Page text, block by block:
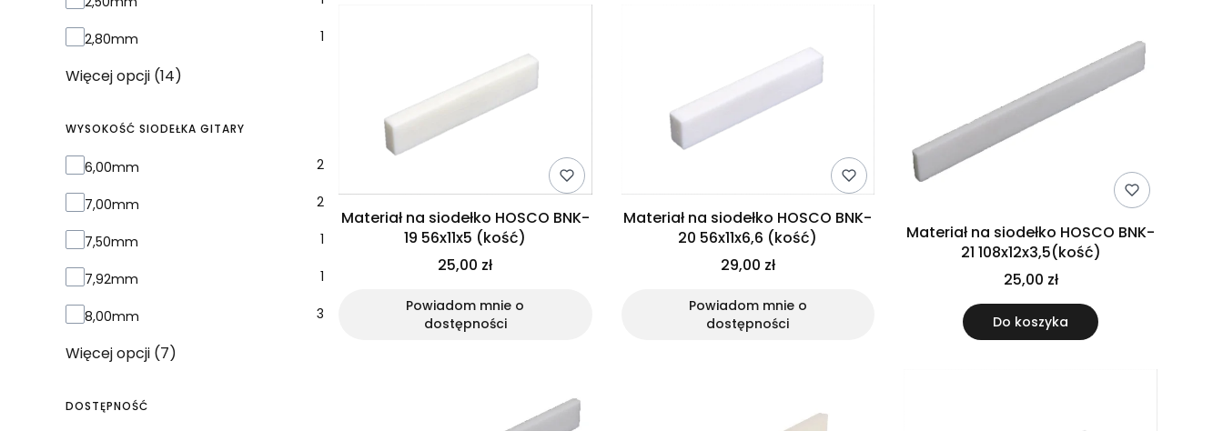
2,80mm 1
Więcej opcji (14)
WYSOKOŚĆ SIODEŁKA GITARY
Wysokość siodełka gitary
6,00mm 2
7,00mm 2
7,50mm 1
7,92mm 1
8,00mm 3
Więcej opcji (7)
DOSTĘPNOŚĆ
Materiał na siodełko HOSCO BNK-
19 56x11x5 (kość)
25,00 zł
Powiadom mnie o
dostępności
Materiał na siodełko HOSCO BNK-
20 56x11x6,6 (kość)
29,00 zł
Powiadom mnie o
dostępności
Materiał na siodełko HOSCO BNK-
21 108x12x3,5(kość)
25,00 zł
Do koszyka